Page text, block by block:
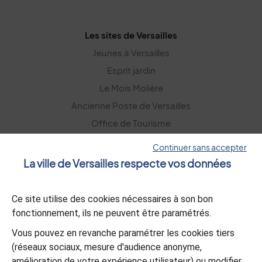
Les sites de Versailles
Jeunes à Versailles
Esprit jardin
Le Mois Molière
Ancienne Poste de Versailles
Office de Tourisme
S’abonner
L’appli Versailles
Continuer sans accepter
La ville de Versailles respecte vos données
Ce site utilise des cookies nécessaires à son bon
fonctionnement, ils ne peuvent être paramétrés.
Vous pouvez en revanche paramétrer les cookies tiers
(réseaux sociaux, mesure d'audience anonyme,